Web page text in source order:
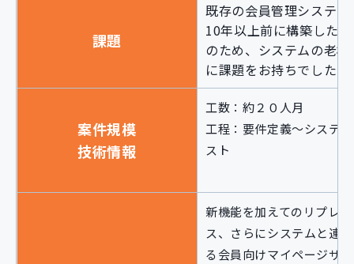
課題
既存の会員管理システム
10年以上前に構築した
のため、システムの老朽
に課題をお持ちでした。
案件規模
技術情報
工数：約２０人月
工程：要件定義～システ
スト
新機能を加えてのリプレイ
ス、さらにシステムと連
る会員向けマイページサ